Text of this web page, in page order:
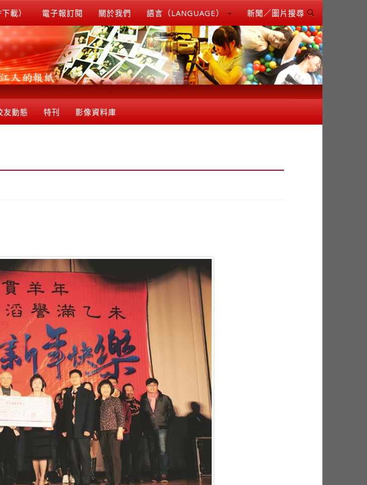
載） 電子報訂閱 關於我們 語言（LANGUAGE） 新聞／圖片搜尋
友動態 特刊 影像資料庫